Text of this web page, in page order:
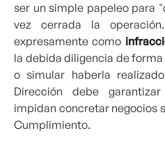
ser un simple papeleo para
vez cerrada la
expresamente como
la debida diligencia de
o simular haberla
Dirección debe
impidan concretar negocios
Cumplimiento.